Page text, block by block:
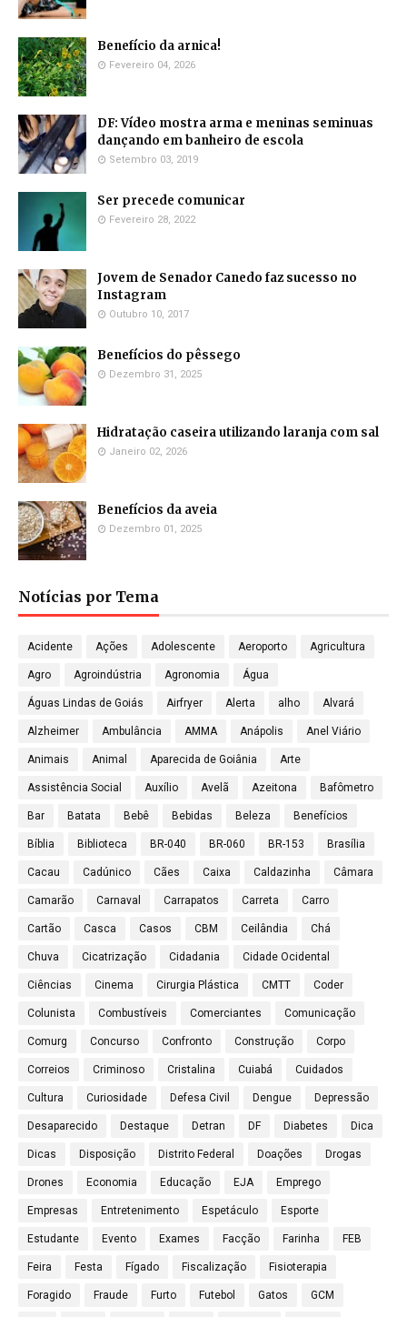
Benefício da arnica!
Fevereiro 04, 2026
DF: Vídeo mostra arma e meninas seminuas
dançando em banheiro de escola
Setembro 03, 2019
Ser precede comunicar
Fevereiro 28, 2022
Jovem de Senador Canedo faz sucesso no
Instagram
Outubro 10, 2017
Benefícios do pêssego
Dezembro 31, 2025
Hidratação caseira utilizando laranja com sal
Janeiro 02, 2026
Benefícios da aveia
Dezembro 01, 2025
Notícias por Tema
Acidente Ações Adolescente Aeroporto Agricultura
Agro Agroindústria Agronomia Água
Águas Lindas de Goiás Airfryer Alerta alho Alvará
Alzheimer Ambulância AMMA Anápolis Anel Viário
Animais Animal Aparecida de Goiânia Arte
Assistência Social Auxílio Avelã Azeitona Bafômetro
Bar Batata Bebê Bebidas Beleza Benefícios
Bíblia Biblioteca BR-040 BR-060 BR-153 Brasília
Cacau Cadúnico Cães Caixa Caldazinha Câmara
Camarão Carnaval Carrapatos Carreta Carro
Cartão Casca Casos CBM Ceilândia Chá
Chuva Cicatrização Cidadania Cidade Ocidental
Ciências Cinema Cirurgia Plástica CMTT Coder
Colunista Combustíveis Comerciantes Comunicação
Comurg Concurso Confronto Construção Corpo
Correios Criminoso Cristalina Cuiabá Cuidados
Cultura Curiosidade Defesa Civil Dengue Depressão
Desaparecido Destaque Detran DF Diabetes Dica
Dicas Disposição Distrito Federal Doações Drogas
Drones Economia Educação EJA Emprego
Empresas Entretenimento Espetáculo Esporte
Estudante Evento Exames Facção Farinha FEB
Feira Festa Fígado Fiscalização Fisioterapia
Foragido Fraude Furto Futebol Gatos GCM